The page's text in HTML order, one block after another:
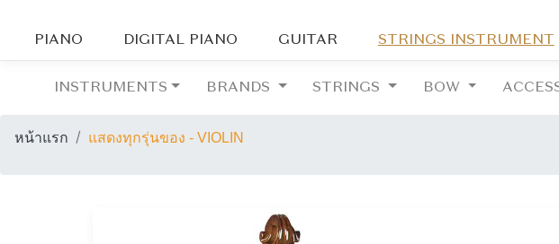
PIANO DIGITAL PIANO GUITAR STRINGS INSTRUMENT
INSTRUMENTS BRANDS STRINGS BOW
หน้าแรก แสดงทุกรุ่นของ - VIOLIN